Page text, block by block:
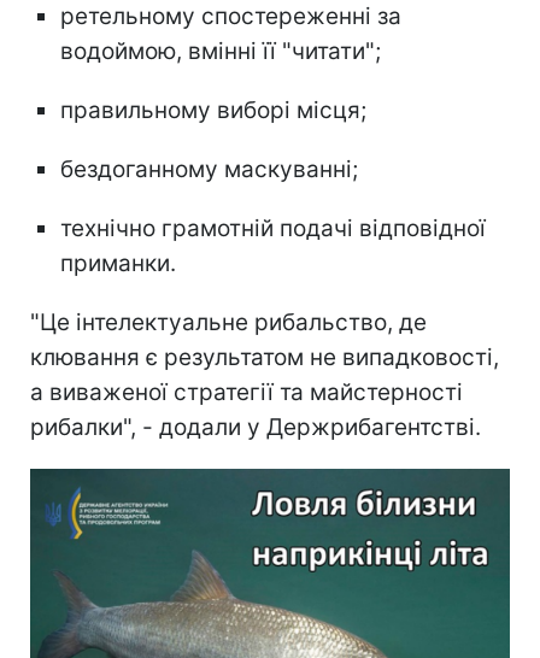
ретельному спостереженні за
водоймою, вмінні її "читати";
правильному виборі місця;
бездоганному маскуванні;
технічно грамотній подачі відповідної
приманки.
"Це інтелектуальне рибальство, де
клювання є результатом не випадковості,
а виваженої стратегії та майстерності
рибалки", - додали у Держрибагентстві.